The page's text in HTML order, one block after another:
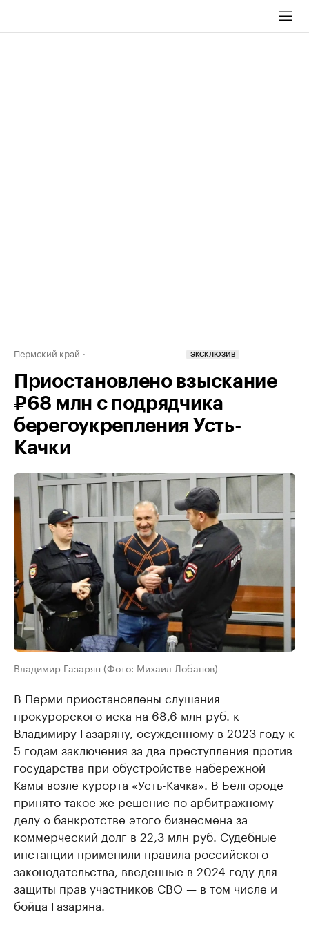
Пермский край ЭКСКЛЮЗИВ
Приостановлено взыскание
₽68 млн с подрядчика
берегоукрепления Усть-
Качки
Владимир Газарян (Фото: Михаил Лобанов)
В Перми приостановлены слушания
прокурорского иска на 68,6 млн руб. к
Владимиру Газаряну, осужденному в 2023 году к
5 годам заключения за два преступления против
государства при обустройстве набережной
Камы возле курорта «Усть-Качка». В Белгороде
принято такое же решение по арбитражному
делу о банкротстве этого бизнесмена за
коммерческий долг в 22,3 млн руб. Судебные
инстанции применили правила российского
законодательства, введенные в 2024 году для
защиты прав участников СВО — в том числе и
бойца Газаряна.